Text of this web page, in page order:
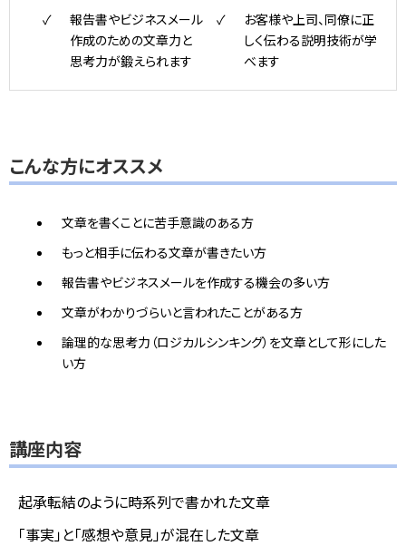
報告書やビジネスメール
作成のための文章力と
思考力が鍛えられます
お客様や上司、同僚に正
しく伝わる説明技術が学
べます
こんな方にオススメ
文章を書くことに苦手意識のある方
もっと相手に伝わる文章が書きたい方
報告書やビジネスメールを作成する機会の多い方
文章がわかりづらいと言われたことがある方
論理的な思考力（ロジカルシンキング）を文章として形にした
い方
講座内容
起承転結のように時系列で書かれた文章
「事実」と「感想や意見」が混在した文章